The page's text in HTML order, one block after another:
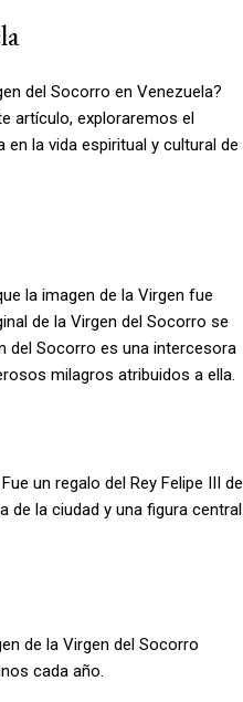
del Socorro en Venezuela?
artículo, exploraremos el
la vida espiritual y cultural de
la imagen de la Virgen fue
de la Virgen del Socorro se
del Socorro es una intercesora
milagros atribuidos a ella.
un regalo del Rey Felipe III de
de la ciudad y una figura central
de la Virgen del Socorro
cada año.